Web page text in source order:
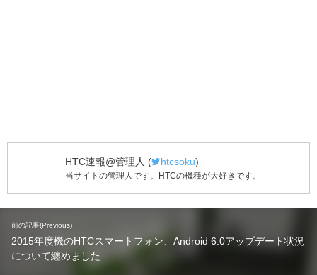
HTC速報@管理人 ( htcsoku)
当サイトの管理人です。HTCの機種が大好きです。
前の記事(Previous)
2015年度機のHTCスマートフォン、Android 6.0アップデート状況
について纏めました